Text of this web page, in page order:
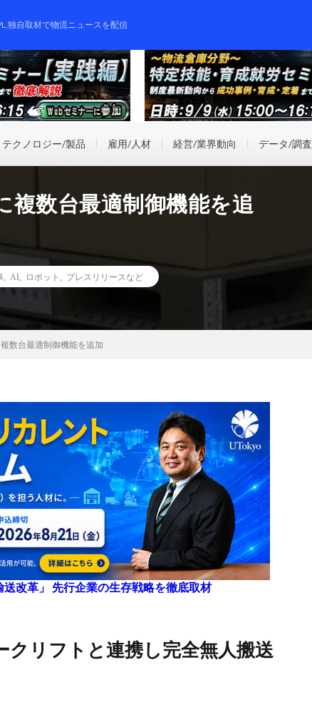
独自取材で物流ニュースを配信
テクノロジー/製品 雇用/人材 経営/業界動向 データ/調査
複数台最適制御機能を追
AI ロボット プレスリリースなど
数台最適制御機能を追加
改革」 先行企業の生存戦略を徹底取材